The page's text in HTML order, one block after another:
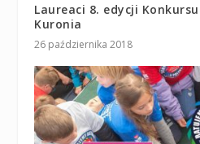
Laureaci 8. edycji
Kuronia
26 października 2018